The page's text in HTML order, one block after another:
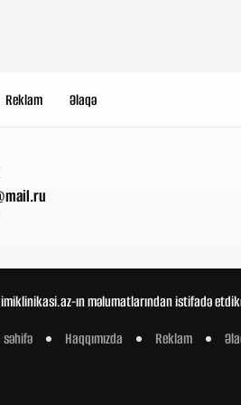
Reklam Əlaqə
ın məlumatlarından istifadə
səhifə
Haqqımızda Reklam